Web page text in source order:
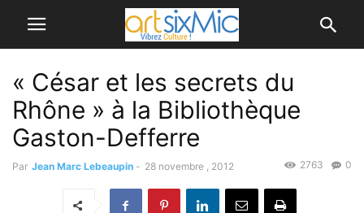
« César et les secrets du
Rhône » à la Bibliothèque
Gaston-Defferre
Par Jean Marc Lebeaupin - 28 novembre , 2012 0
2763